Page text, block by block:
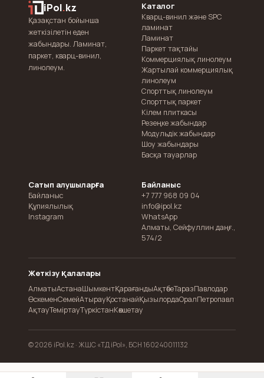
iPol.kz
Қазақстан бойынша
жеткізілетін еден
жабындары. Ламинат,
паркет, кварц-винил,
линолеум.
Каталог
Кварц-винил және SPC
ламинат
Ламинат
Паркет тақтайы
Коммерциялық линолеум
Жартылай коммерциялық
линолеум
Спорттық линолеум
Спорттық паркет
Кілем плиткасы
Резеңке жабындар
Модульдік жабындар
Шоу жабындары
Басқа тауарлар
Сатып алушыларға
Байланыс
Құпиялылық
Instagram
Байланыс
+7 777 968 09 04
info@ipol.kz
WhatsApp
Алматы, Сейфуллин даңғ.,
574/2
Жеткізу қалалары
АлматыАстанаШымкентҚарағандыАқтөбеТаразПавлодар
ӨскеменСемейАтырауҚостанайҚызылордаОралПетропавл
АқтауТеміртауТүркістанКөкшетау
© 2026 iPol.kz · ЖШС «ТД iPol», БСН 160240011132